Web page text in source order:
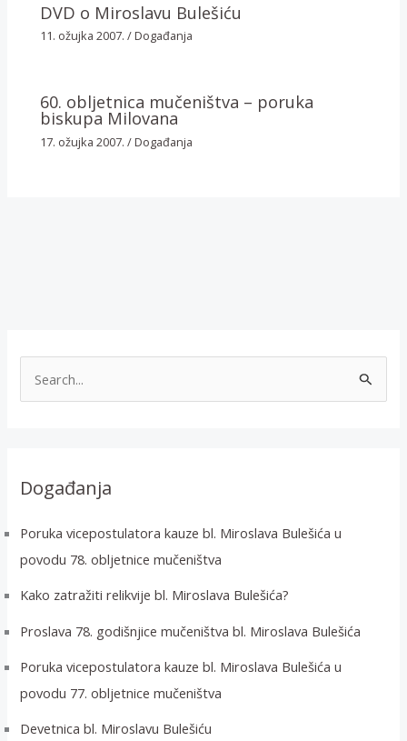
DVD o Miroslavu Bulešiću
11. ožujka 2007./Događanja
60. obljetnica mučeništva – poruka
biskupa Milovana
17. ožujka 2007./Događanja
:Događanja
Poruka vicepostulatora kauze bl. Miroslava Bulešića u
povodu 78. obljetnice mučeništva
Kako zatražiti relikvije bl. Miroslava Bulešića?
Proslava 78. godišnjice mučeništva bl. Miroslava Bulešića
Poruka vicepostulatora kauze bl. Miroslava Bulešića u
povodu 77. obljetnice mučeništva
Devetnica bl. Miroslavu Bulešiću